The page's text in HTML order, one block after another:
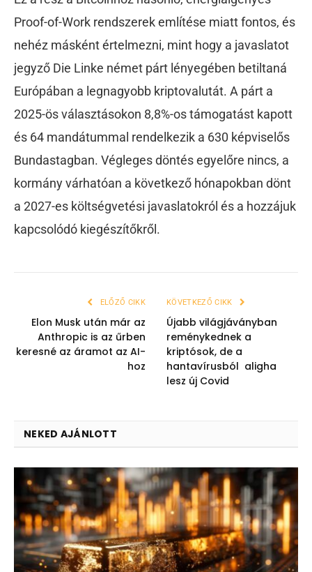
Proof-of-Work rendszerek említése miatt fontos, és
nehéz másként értelmezni, mint hogy a javaslatot
jegyző Die Linke német párt lényegében betiltaná
Európában a legnagyobb kriptovalutát. A párt a
2025-ös választásokon 8,8%-os támogatást kapott
és 64 mandátummal rendelkezik a 630 képviselős
Bundastagban. Végleges döntés egyelőre nincs, a
kormány várhatóan a következő hónapokban dönt
a 2027-es költségvetési javaslatokról és a hozzájuk
kapcsolódó kiegészítőkről.
ELŐZŐ CIKK
Elon Musk után már az
Anthropic is az űrben
keresné az áramot az AI-
hoz
KÖVETKEZŐ CIKK
Újabb világjáványban
reménykednek a
kriptósok, de a
hantavírusból aligha
lesz új Covid
NEKED AJÁNLOTT